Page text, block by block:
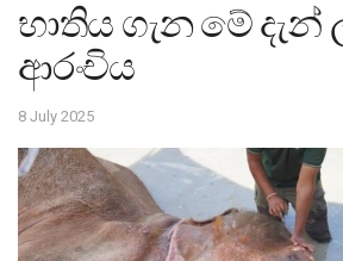
භාතිය ගැන මේ දැන්
ආරංචිය
8 July 2025